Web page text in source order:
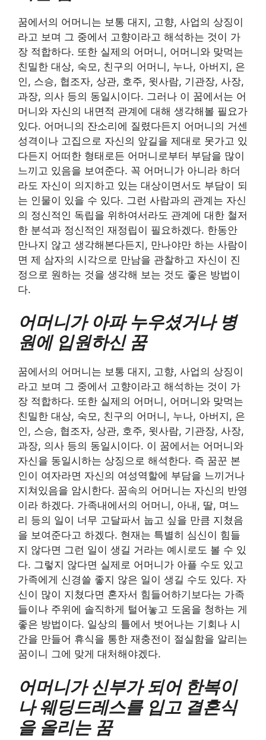
꿈에서의 어머니는 보통 대지, 고향, 사업의 상징이
라고 보며 그 중에서 고향이라고 해석하는 것이 가
장 적합하다. 또한 실제의 어머니, 어머니와 맞먹는
친밀한 대상, 숙모, 친구의 어머니, 누나, 아버지, 은
인, 스승, 협조자, 상관, 호주, 윗사람, 기관장, 사장,
과장, 의사 등의 동일시이다. 그러나 이 꿈에서는 어
머니와 자신의 내면적 관계에 대해 생각해볼 필요가
있다. 어머니의 잔소리에 질렸다든지 어머니의 거센
성격이나 고집으로 자신의 앞길을 제대로 못가고 있
다든지 어떠한 형태로든 어머니로부터 부담을 많이
느끼고 있음을 보여준다. 꼭 어머니가 아니라 하더
라도 자신이 의지하고 있는 대상이면서도 부담이 되
는 인물이 있을 수 있다. 그런 사람과의 관계는 자신
의 정신적인 독립을 위하여서라도 관계에 대한 철저
한 분석과 정신적인 재정립이 필요하겠다. 한동안
만나지 않고 생각해본다든지, 만나야만 하는 사람이
면 제 삼자의 시각으로 만남을 관찰하고 자신이 진
정으로 원하는 것을 생각해 보는 것도 좋은 방법이
다.
어머니가 아파 누우셨거나 병
원에 입원하신 꿈
꿈에서의 어머니는 보통 대지, 고향, 사업의 상징이
라고 보며 그 중에서 고향이라고 해석하는 것이 가
장 적합하다. 또한 실제의 어머니, 어머니와 맞먹는
친밀한 대상, 숙모, 친구의 어머니, 누나, 아버지, 은
인, 스승, 협조자, 상관, 호주, 윗사람, 기관장, 사장,
과장, 의사 등의 동일시이다. 이 꿈에서는 어머니와
자신을 동일시하는 상징으로 해석한다. 즉 꿈꾼 본
인이 여자라면 자신의 여성역할에 부담을 느끼거나
지쳐있음을 암시한다. 꿈속의 어머니는 자신의 반영
이라 하겠다. 가족내에서의 어머니, 아내, 딸, 며느
리 등의 일이 너무 고달파서 눕고 싶을 만큼 지쳤음
을 보여준다고 하겠다. 현재는 특별히 심신이 힘들
지 않다면 그런 일이 생길 거라는 예시로도 볼 수 있
다. 그렇지 않다면 실제로 어머니가 아플 수도 있고
가족에게 신경쓸 좋지 않은 일이 생길 수도 있다. 자
신이 많이 지쳤다면 혼자서 힘들어하기보다는 가족
들이나 주위에 솔직하게 털어놓고 도움을 청하는 게
좋은 방법이다. 일상의 틀에서 벗어나는 기회나 시
간을 만들어 휴식을 통한 재충전이 절실함을 알리는
꿈이니 그에 맞게 대처해야겠다.
어머니가 신부가 되어 한복이
나 웨딩드레스를 입고 결혼식
을 올리는 꿈